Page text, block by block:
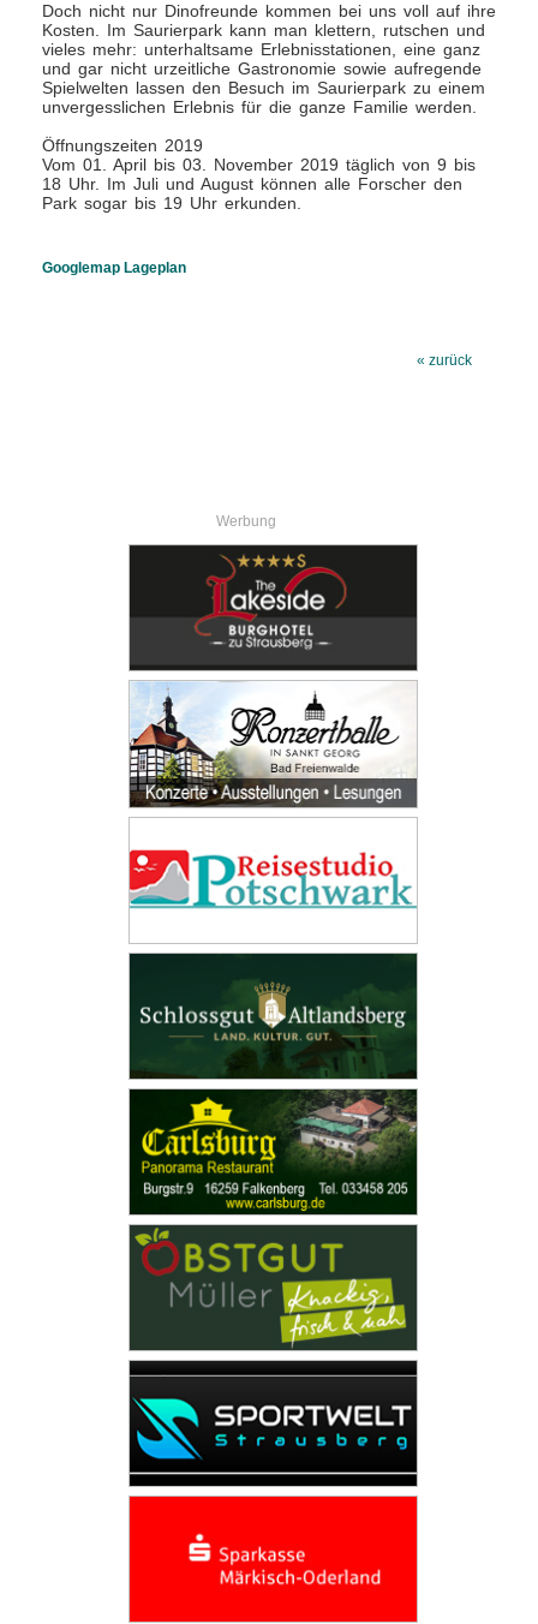
Doch nicht nur Dinofreunde kommen bei uns voll auf ihre
Kosten. Im Saurierpark kann man klettern, rutschen und
vieles mehr: unterhaltsame Erlebnisstationen, eine ganz
und gar nicht urzeitliche Gastronomie sowie aufregende
Spielwelten lassen den Besuch im Saurierpark zu einem
unvergesslichen Erlebnis für die ganze Familie werden.
Öffnungszeiten 2019
Vom 01. April bis 03. November 2019 täglich von 9 bis
18 Uhr. Im Juli und August können alle Forscher den
Park sogar bis 19 Uhr erkunden.
Googlemap Lageplan
« zurück
Werbung